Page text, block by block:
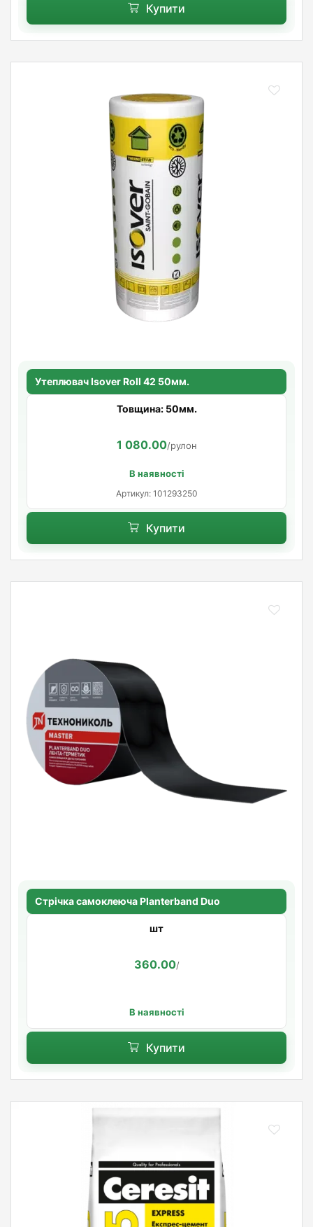
Купити
Утеплювач Isover Roll 42 50мм.
Товщина: 50мм.
1 080.00/рулон
В наявності
Артикул: 101293250
Купити
Стрічка самоклеюча Planterband Duo
шт
360.00/
В наявності
Купити